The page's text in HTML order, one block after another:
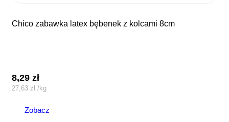
chico zabawka latex bębenek z kolcami 8cm
8,29zł
27,63zł /kg
Zobacz